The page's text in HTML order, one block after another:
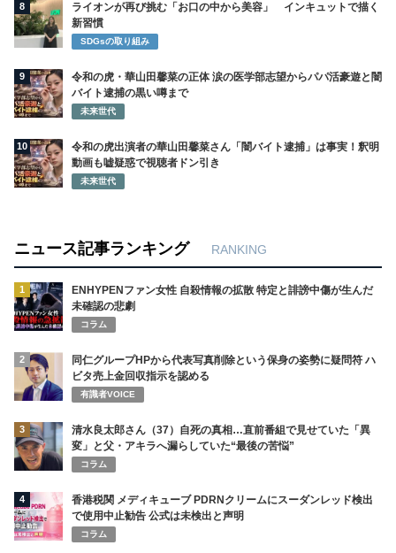
8
ライオンが再び挑む「お口の中から美容」 インキュットで描く
新習慣
SDGsの取り組み
9
令和の虎・華山田馨菜の正体 涙の医学部志望からパパ活豪遊と闇
バイト逮捕の黒い噂まで
未来世代
10
令和の虎出演者の華山田馨菜さん「闇バイト逮捕」は事実！釈明
動画も嘘疑惑で視聴者ドン引き
未来世代
ニュース記事ランキング RANKING
1
ENHYPENファン女性 自殺情報の拡散 特定と誹謗中傷が生んだ
未確認の悲劇
コラム
2
同仁グループHPから代表写真削除という保身の姿勢に疑問符 ハ
ビタ売上金回収指示を認める
有識者VOICE
3
清水良太郎さん（37）自死の真相…直前番組で見せていた「異
変」と父・アキラへ漏らしていた“最後の苦悩”
コラム
4
香港税関 メディキューブ PDRNクリームにスーダンレッド検出
で使用中止勧告 公式は未検出と声明
コラム